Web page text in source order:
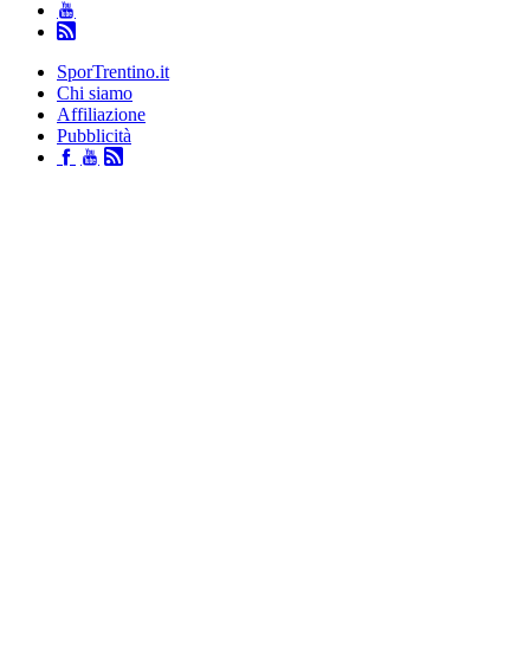
SporTrentino.it
Chi siamo
Affiliazione
Pubblicità